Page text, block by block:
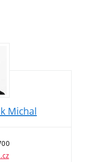
Michal